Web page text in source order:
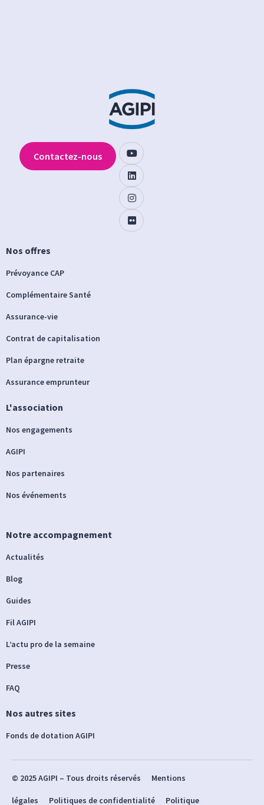
Nos offres
Prévoyance CAP
Complémentaire Santé
Assurance-vie
Contrat de capitalisation
Plan épargne retraite
Assurance emprunteur
L'association
Nos engagements
AGIPI
Nos partenaires
Nos événements
Notre accompagnement
Actualités
Blog
Guides
Fil AGIPI
L’actu pro de la semaine
Presse
FAQ
Nos autres sites
Fonds de dotation AGIPI
Contactez-nous
© 2025 AGIPI – Tous droits réservés Mentions
légales Politiques de confidentialité Politique